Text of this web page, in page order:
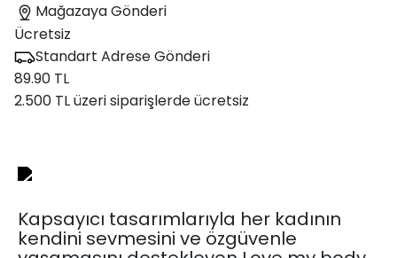
Mağazaya Gönderi
Ücretsiz
Standart Adrese Gönderi
89.90 TL
2.500 TL üzeri siparişlerde ücretsiz
Kapsayıcı tasarımlarıyla her kadının
kendini sevmesini ve özgüvenle